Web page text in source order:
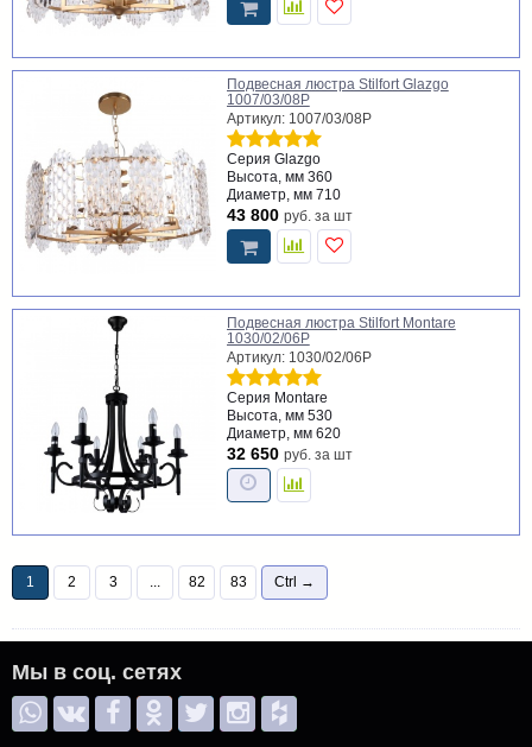
Подвесная люстра Stilfort Glazgo
1007/03/08P
Артикул: 1007/03/08P
Серия Glazgo
Высота, мм 360
Диаметр, мм 710
43 800 руб. за шт
Подвесная люстра Stilfort Montare
1030/02/06P
Артикул: 1030/02/06P
Серия Montare
Высота, мм 530
Диаметр, мм 620
32 650 руб. за шт
1 2 3 ... 82 83 Ctrl →
Мы в соц. сетях